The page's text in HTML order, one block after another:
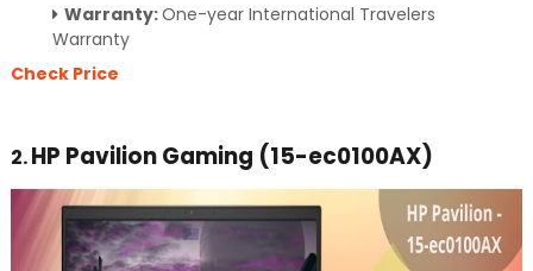
Warranty:One-year International Travelers
Warranty
Check Price
2.HP Pavilion Gaming (15-ec0100AX)